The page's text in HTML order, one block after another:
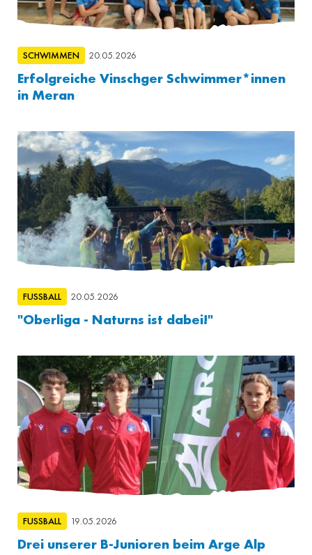
SCHWIMMEN 20.05.2026
Erfolgreiche Vinschger Schwimmer*innen
in Meran
FUSSBALL 20.05.2026
"Oberliga - Naturns ist dabei!"
FUSSBALL 19.05.2026
Drei unserer B-Junioren beim Arge Alp